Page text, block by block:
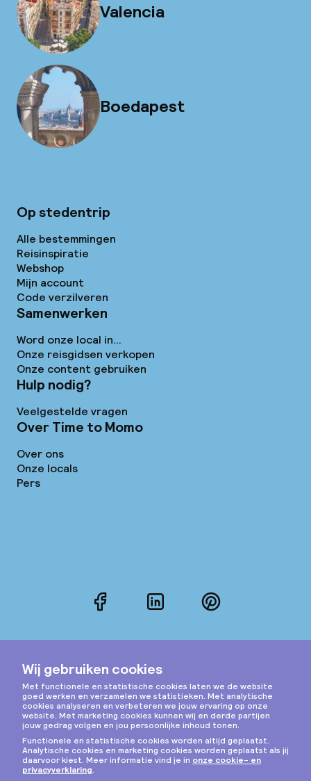
Valencia
Boedapest
Op stedentrip
Alle bestemmingen
Reisinspiratie
Webshop
Mijn account
Code verzilveren
Samenwerken
Word onze local in...
Onze reisgidsen verkopen
Onze content gebruiken
Hulp nodig?
Veelgestelde vragen
Over Time to Momo
Over ons
Onze locals
Pers
FacebookLinkedInPinterest
Instagram